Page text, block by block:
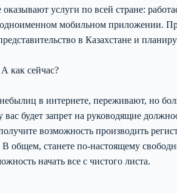
услуги по всей стране:
мобильном приложении.
в Казахстане и
как сейчас?
в интернете, переживают, но
будет запрет на руководящие
возможность производить
общем, станете по-настоящему
начать все с чистого листа.